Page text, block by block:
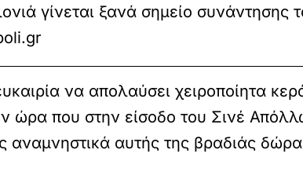
γίνεται ξανά σημείο συνάντησης
να απολαύσει χειροποίητα
ώρα που στην είσοδο του Σινέ
αναμνηστικά αυτής της βραδιάς